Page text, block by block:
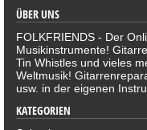
ÜBER UNS
FOLKFRIENDS - Der
Musikinstrumente!
Tin Whistles und vieles
Weltmusik!
usw. in der eigenen
KATEGORIEN